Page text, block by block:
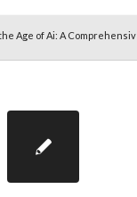
Age of Ai: A Comprehensiv